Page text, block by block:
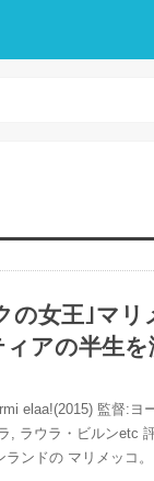
の女王｣マリ
アの半生を
elaa!(2015) 監督:ヨ
, ラウラ・ビルンetc
ランドの マリメッコ